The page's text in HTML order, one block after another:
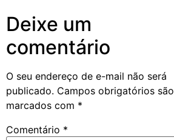
Deixe um
comentário
O seu endereço de e-mail não será
publicado. Campos obrigatórios são
marcados com *
Comentário *